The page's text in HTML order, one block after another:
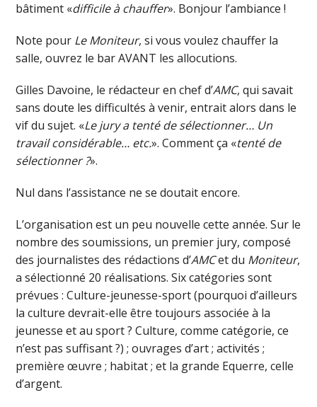
bâtiment «difficile à chauffer». Bonjour l’ambiance !
Note pour Le Moniteur, si vous voulez chauffer la
salle, ouvrez le bar AVANT les allocutions.
Gilles Davoine, le rédacteur en chef d’AMC, qui savait
sans doute les difficultés à venir, entrait alors dans le
vif du sujet. «Le jury a tenté de sélectionner… Un
travail considérable… etc.». Comment ça «tenté de
sélectionner ?».
Nul dans l’assistance ne se doutait encore.
L’organisation est un peu nouvelle cette année. Sur le
nombre des soumissions, un premier jury, composé
des journalistes des rédactions d’AMCet du Moniteur,
a sélectionné 20 réalisations. Six catégories sont
prévues : Culture-jeunesse-sport (pourquoi d’ailleurs
la culture devrait-elle être toujours associée à la
jeunesse et au sport ? Culture, comme catégorie, ce
n’est pas suffisant ?) ; ouvrages d’art ; activités ;
première œuvre ; habitat ; et la grande Equerre, celle
d’argent.